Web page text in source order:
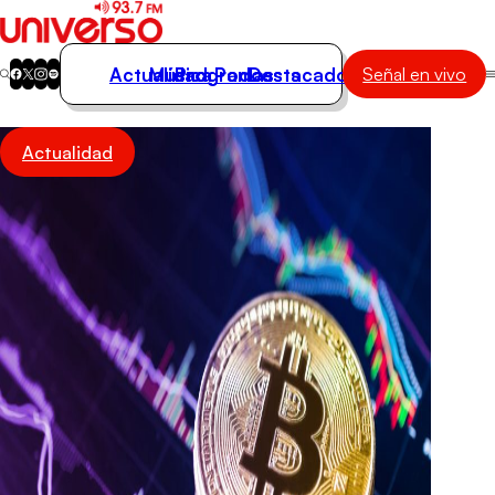
Actualidad
Música
Podcasts
Destacados
Actualidad
Música
Programas
Podcasts
Destacados Señal en vivo
Actualidad